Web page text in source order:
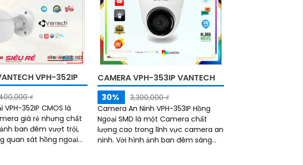
VPH-352IP
₫
352IP CMOS là
giá rẻ nhưng chất
ban đêm vượt trội,
quan sát hồng ngoại
CAMERA VPH-353IP VANTECH
30%
3,300,000 ₫
Camera An Ninh VPH-353IP Hồng
Ngoại SMD là một Camera chất
lượng cao trong lĩnh vực camera an
ninh. Với hình ảnh ban đêm sáng